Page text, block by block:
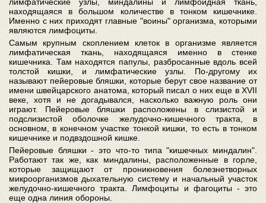
находящаяся в большом количестве в тонком кишечнике.
Именно с них приходят главные "воины" организма, которыми
являются лимфоциты.
Самым крупным скоплением клеток в организме является
лимфатическая ткань, находящаяся именно в стенке
кишечника. Там находятся папулы, разбросанные вдоль всей
толстой кишки, и лимфатические узлы. По-другому их
называют пейеровые бляшки, которые берут свое название от
имени швейцарского анатома, который писал о них еще в XVII
веке, хотя и не догадывался, насколько важную роль они
играют. Пейеровые бляшки расположены в слизистой и
подслизистой оболочке желудочно-кишечного тракта, в
основном, в конечном участке тонкой кишки, то есть в тонком
кишечнике и подвздошной кишке.
Пейеровые бляшки - это что-то типа "кишечных миндалин".
Работают так же, как миндалины, расположенные в горле,
которые защищают от проникновения болезнетворных
микроорганизмов дыхательную систему и начальный участок
желудочно-кишечного тракта. Лимфоциты и фагоциты - это
еще одна линия обороны.